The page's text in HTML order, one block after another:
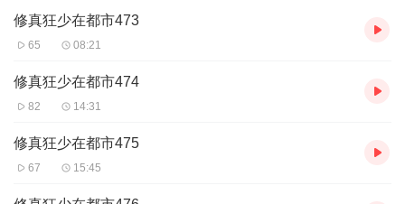
修真狂少在都市473
65 08:21
修真狂少在都市474
82 14:31
修真狂少在都市475
67 15:45